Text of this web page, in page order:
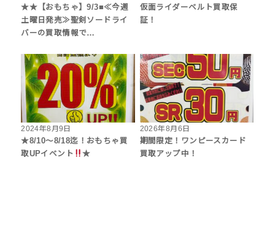
★★【おもちゃ】9/3■≪今週
土曜日発売≫聖剣ソードライ
バーの買取情報で…
仮面ライダーベルト買取保
証！
2024年8月9日
★8/10～8/18迄！おもちゃ買
取UPイベント
★
2026年8月6日
期間限定！ワンピースカード
買取アップ中！